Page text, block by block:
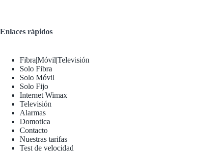
Enlaces rápidos
Fibra|Móvil|Televisión
Solo Fibra
Solo Móvil
Solo Fijo
Internet Wimax
Televisión
Alarmas
Domotica
Contacto
Nuestras tarifas
Test de velocidad